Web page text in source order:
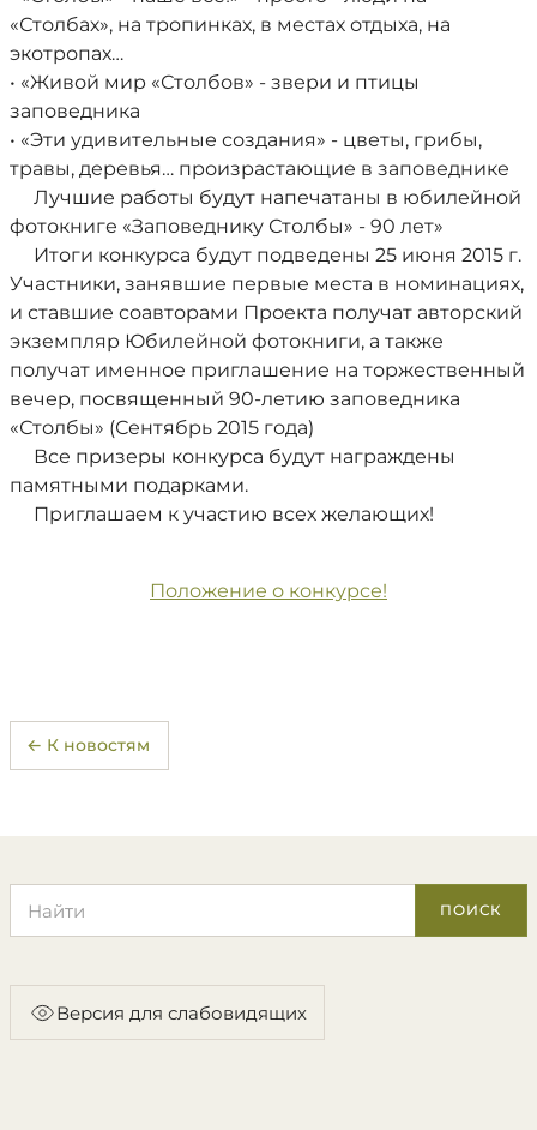
«Столбах», на тропинках, в местах отдыха, на
экотропах…
• «Живой мир «Столбов» - звери и птицы
заповедника
• «Эти удивительные создания» - цветы, грибы,
травы, деревья… произрастающие в заповеднике
Лучшие работы будут напечатаны в юбилейной
фотокниге «Заповеднику Столбы» - 90 лет»
Итоги конкурса будут подведены 25 июня 2015 г.
Участники, занявшие первые места в номинациях,
и ставшие соавторами Проекта получат авторский
экземпляр Юбилейной фотокниги, а также
получат именное приглашение на торжественный
вечер, посвященный 90-летию заповедника
«Столбы» (Сентябрь 2015 года)
Все призеры конкурса будут награждены
памятными подарками.
Приглашаем к участию всех желающих!
Положение о конкурсе!
← К новостям
ПОИСК
Версия для слабовидящих